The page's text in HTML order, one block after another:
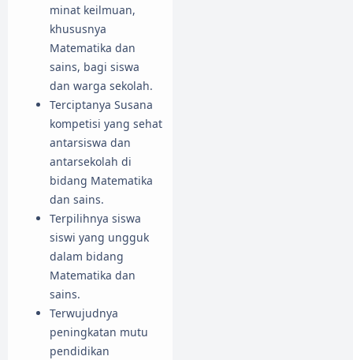
minat keilmuan,
khususnya
Matematika dan
sains, bagi siswa
dan warga sekolah.
Terciptanya Susana
kompetisi yang sehat
antarsiswa dan
antarsekolah di
bidang Matematika
dan sains.
Terpilihnya siswa
siswi yang ungguk
dalam bidang
Matematika dan
sains.
Terwujudnya
peningkatan mutu
pendidikan